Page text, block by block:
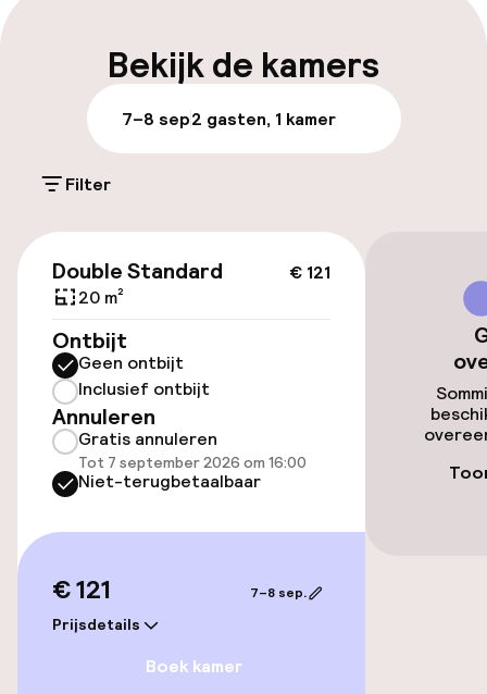
Parkeren & mobiliteit
Parkeergelegenheid op eigen terrein
(buiten)
Parkeerservice
Oplaadpunt elektrische auto op
locatie
Transferservice
Fietsverhuur
Overal rolstoeltoegankelijk
Bekijk de kamers
7–8 sep2 gasten, 1 kamer
Filter
€ 121
Double Standard
20 m²
Ontbijt
Geen ontbijt
Inclusief ontbijt
Annuleren
Gratis annuleren
Tot 7 september 2026 om 16:00
Niet-terugbetaalbaar
€ 121
Prijsdetails
7–8 sep.
Boek kamer